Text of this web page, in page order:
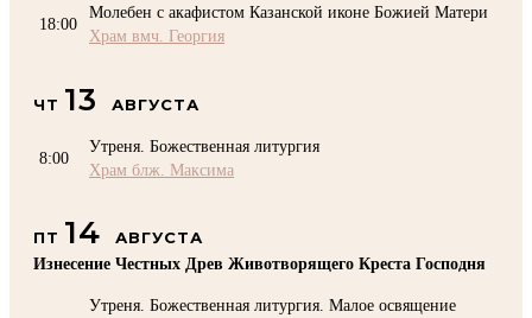
18:00
Молебен с акафистом Казанской иконе Божией Матери
Храм вмч. Георгия
ЧТ 13 АВГУСТА
8:00
Утреня. Божественная литургия
Храм блж. Максима
ПТ 14
АВГУСТА
Изнесение Честных Древ Животворящего Креста Господня
Утреня. Божественная литургия. Малое освящение